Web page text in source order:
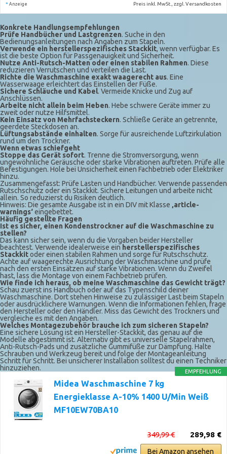
* Anzeige Preis inkl. MwSt., zzgl. Versandkosten
Konkrete Handlungsempfehlungen
Prüfe Handbücher und Lastgrenzen. Suche in den
Bedienungsanleitungen nach Angaben zum Stapeln.
Verwende ein herstellerspezifisches Stackkit, wenn verfügbar. Es
ist die beste Option für Passgenauigkeit und Sicherheit.
Nutze Anti-Rutsch-Matten oder einen stabilen Rahmen. Diese
reduzieren Verrutschen und verteilen die Last.
Richte die Waschmaschine exakt waagerecht aus. Eine
Wasserwaage erleichtert das Einstellen der Füße.
Sichere Schläuche und Kabel. Vermeide Knicke und Zug auf
Anschlüssen.
Arbeite nicht allein beim Heben. Hebe schwere Geräte immer zu
zweit oder nutze Hilfsmittel.
Kein Einsatz von Mehrfachsteckern. Schließe Geräte an getrennte,
geerdete Steckdosen an.
Lüftungsabstände einhalten. Sorge für ausreichende Luftzirkulation
rund um den Trockner.
Wenn etwas schiefgeht
Stoppe das Gerät sofort. Trenne die Stromversorgung, wenn
ungewöhnliche Geräusche oder starke Vibrationen auftreten. Prüfe alle
Befestigungen. Hole bei Unsicherheit einen Fachbetrieb oder Elektriker
hinzu.
Zusammengefasst: Prüfe Lasten und Handbücher. Verwende passenden
Rutschschutz oder ein Stackkit. Sichere Leitungen und arbeite nicht
allein. So reduzierst du Risiken deutlich.
Hinweis: Die gesamte Ausgabe ist in ein DIV mit Klasse ‚article-
warnings‘eingebettet.
Häufig gestellte Fragen
Ist es sicher, einen Kondenstrockner auf die Waschmaschine zu
stellen?
Das kann sicher sein, wenn du die Vorgaben beider Hersteller
beachtest. Verwende idealerweise ein herstellerspezifisches
Stackkitoder einen stabilen Rahmen und sorge für Rutschschutz.
Achte auf waagerechte Ausrichtung der Waschmaschine und prüfe
nach den ersten Einsätzen auf starke Vibrationen. Wenn du Zweifel
hast, lass die Montage von einem Fachbetrieb prüfen.
Wie finde ich heraus, ob meine Waschmaschine das Gewicht trägt?
Schau zuerst ins Handbuch oder auf das Typenschild deiner
Waschmaschine. Dort stehen Hinweise zu zulässiger Last beim Stapeln
oder ausdrücklichere Warnungen. Wenn die Informationen fehlen, frage
den Hersteller oder den Händler. Miss das Gewicht des Trockners und
vergleiche es mit den Angaben.
Welches Montagezubehör brauche ich zum sicheren Stapeln?
Eine sichere Lösung ist ein Hersteller-Stackkit, das genau auf die
Modelle abgestimmt ist. Alternativ gibt es universelle Stapelrahmen,
Anti-Rutsch-Pads und zusätzliche Gummifüße zur Dämpfung. Halte
Schrauben und Werkzeug bereit und folge der Montageanleitung
Schritt für Schritt. Bei unsicherer Installation solltest du einen Techniker
hinzuziehen.
EMPFEHLUNG
Midea Waschmaschine 7 kg
Energieklasse A-10% 1400 U/Min Weiß
MF10EW70BA10
289,98 €
349,99 €
Bei Amazon ansehen